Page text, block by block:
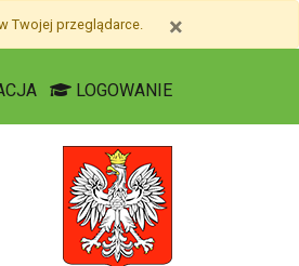
×
Twojej przeglądarce.
LOGOWANIE